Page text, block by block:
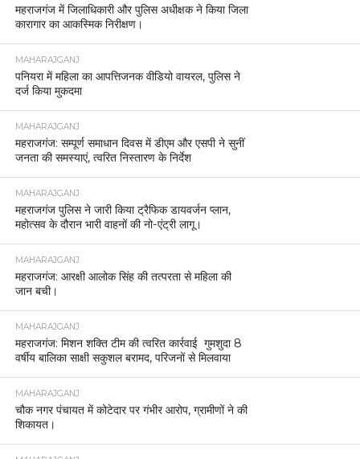
महराजगंज में जिलाधिकारी और पुलिस अधीक्षक ने किया जिला
कारागार का आकस्मिक निरीक्षण।
MAHARAJGANJ
पनियरा में महिला का आपत्तिजनक वीडियो वायरल, पुलिस ने
दर्ज किया मुकदमा
MAHARAJGANJ
महराजगंज: सम्पूर्ण समाधान दिवस में डीएम और एसपी ने सुनीं
जनता की समस्याएं, त्वरित निस्तारण के निर्देश
MAHARAJGANJ
महराजगंज पुलिस ने जारी किया ट्रैफिक डायवर्जन प्लान,
महोत्सव के दौरान भारी वाहनों की नो-एंट्री लागू।
MAHARAJGANJ
महराजगंज: आरक्षी आलोक सिंह की तत्परता से महिला की
जान बची।
MAHARAJGANJ
महराजगंज: मिशन शक्ति टीम की त्वरित कार्रवाई गुमशुदा 8
वर्षीय बालिका साक्षी सकुशल बरामद, परिजनों से मिलवाया
MAHARAJGANJ
चौक नगर पंचायत में कोटेदार पर गंभीर आरोप, ग्रामीणों ने की
शिकायत।